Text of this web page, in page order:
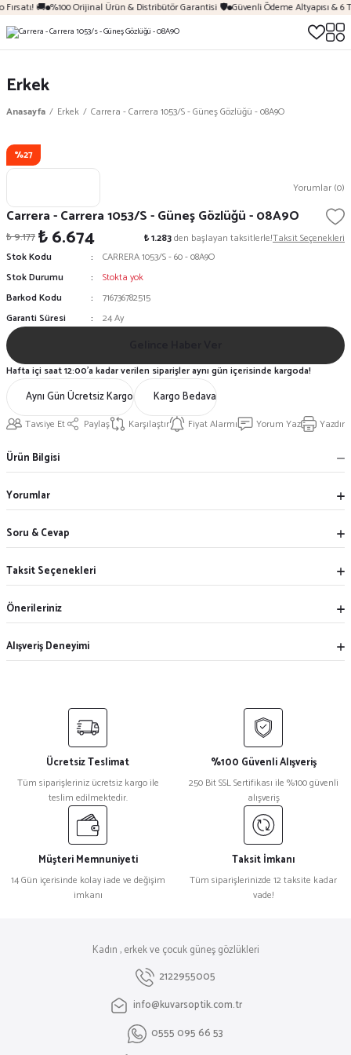
🚚 %100 Orijinal Ürün & Distribütör Garantisi 🛡️ Güvenli Ödeme Altyapısı & 6
Erkek
Anasayfa Erkek Carrera - Carrera 1053/S - Güneş Gözlüğü - 08A9O
%27
Yorumlar (0)
Carrera - Carrera 1053/S - Güneş Gözlüğü - 08A9O
₺ 9.177₺ 6.674 ₺ 1.283den başlayan taksitlerle!Taksit Seçenekleri
Stok Kodu
CARRERA 1053/S - 60 - 08A9O
Stok Durumu
Stokta yok
Barkod Kodu
716736782515
Garanti Süresi
24 Ay
Aynı Gün Ücretsiz Kargo Kargo Bedava
Tavsiye Et Paylaş Karşılaştır Fiyat Alarmı Yorum Yaz Yazdır
Hafta içi saat 12:00'a kadar verilen siparişler aynı gün içerisinde kargoda!
Ürün Bilgisi
Yorumlar
Soru & Cevap
Taksit Seçenekleri
Önerileriniz
Alışveriş Deneyimi
Ücretsiz Teslimat
Tüm siparişleriniz ücretsiz kargo ile
teslim edilmektedir.
%100 Güvenli Alışveriş
250 Bit SSL Sertifikası ile %100 güvenli
alışveriş
Müşteri Memnuniyeti
14 Gün içerisinde kolay iade ve değişim
imkanı
Taksit İmkanı
Tüm siparişlerinizde 12 taksite kadar
vade!
Kadın , erkek ve çocuk güneş gözlükleri
2122955005
info@kuvarsoptik.com.tr
0555 095 66 53